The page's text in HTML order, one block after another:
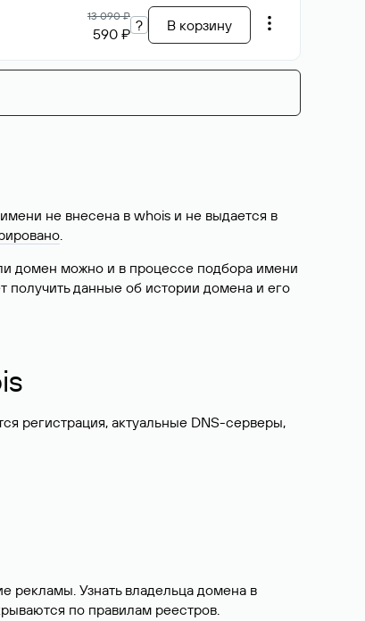
13 090 ₽
590 ₽ ? В корзину
не внесена в whois и не выдается в
.
домен можно и в процессе подбора имени
данные об истории домена и его
регистрация, актуальные DNS-серверы,
рекламы. Узнать владельца домена в
по правилам реестров.